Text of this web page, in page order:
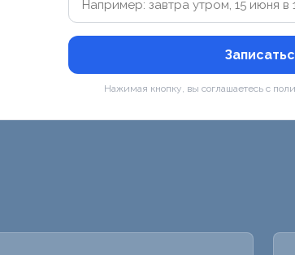
Нажимая кнопку, вы соглашаетесь с